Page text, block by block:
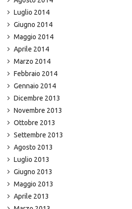
Luglio 2014
Giugno 2014
Maggio 2014
Aprile 2014
Marzo 2014
Febbraio 2014
Gennaio 2014
Dicembre 2013
Novembre 2013
Ottobre 2013
Settembre 2013
Agosto 2013
Luglio 2013
Giugno 2013
Maggio 2013
Aprile 2013